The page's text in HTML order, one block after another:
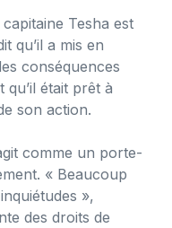
Tesha est
qu’il a mis en
conséquences
qu’il était prêt à
son action.
comme un porte-
« Beaucoup
»,
des droits de